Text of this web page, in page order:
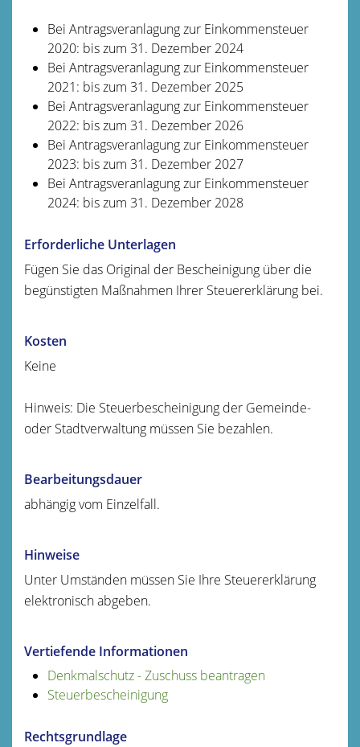
Bei Antragsveranlagung zur Einkommensteuer
2020: bis zum 31. Dezember 2024
Bei Antragsveranlagung zur Einkommensteuer
2021: bis zum 31. Dezember 2025
Bei Antragsveranlagung zur Einkommensteuer
2022: bis zum 31. Dezember 2026
Bei Antragsveranlagung zur Einkommensteuer
2023: bis zum 31. Dezember 2027
Bei Antragsveranlagung zur Einkommensteuer
2024: bis zum 31. Dezember 2028
Erforderliche Unterlagen
Fügen Sie das Original der Bescheinigung über die
begünstigten Maßnahmen Ihrer Steuererklärung bei.
Kosten
Keine
Hinweis: Die Steuerbescheinigung der Gemeinde-
oder Stadtverwaltung müssen Sie bezahlen.
Bearbeitungsdauer
abhängig vom Einzelfall.
Hinweise
Unter Umständen müssen Sie Ihre Steuererklärung
elektronisch abgeben.
Vertiefende Informationen
Denkmalschutz - Zuschuss beantragen
Steuerbescheinigung
Rechtsgrundlage